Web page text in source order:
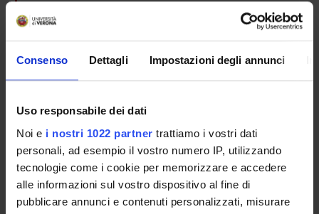
Consenso Dettagli Impostazioni degli annunci
Uso responsabile dei dati
Noi e i nostri 1022 partner trattiamo i vostri dati
personali, ad esempio il vostro numero IP, utilizzando
tecnologie come i cookie per memorizzare e accedere
alle informazioni sul vostro dispositivo al fine di
pubblicare annunci e contenuti personalizzati, misurare
Giovanni Orsolini
Professore ordinario
Rheumatology (DM)
Rheumatology (DNBM)